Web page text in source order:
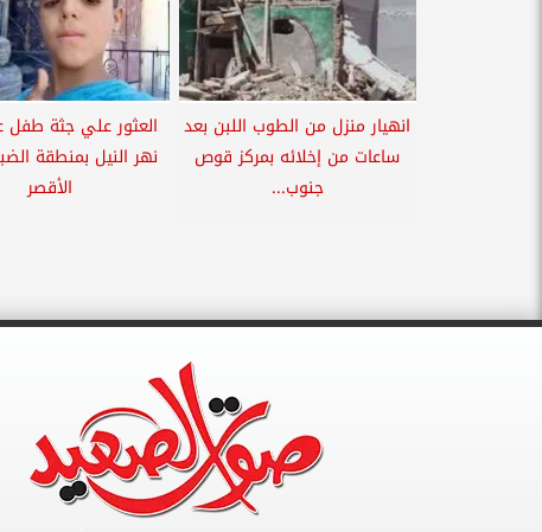
انهيار منزل من الطوب اللبن بعد
ساعات من إخلائه بمركز قوص
جنوب...
العثور علي جثة
نهر النيل بمنطقة
الأقصر